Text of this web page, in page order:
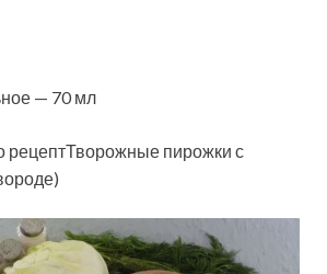
— 70 мл
пирожки с